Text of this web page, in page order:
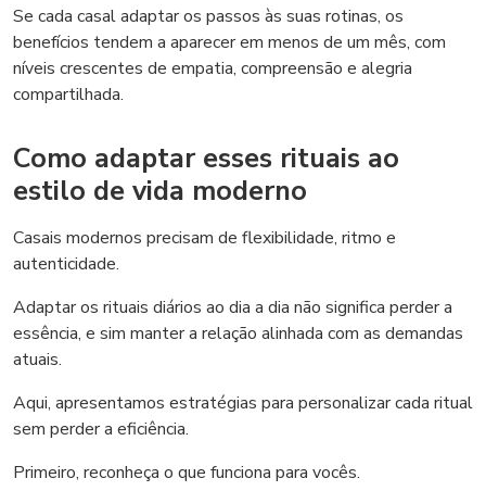
Se cada casal adaptar os passos às suas rotinas, os
benefícios tendem a aparecer em menos de um mês, com
níveis crescentes de empatia, compreensão e alegria
compartilhada.
Como adaptar esses rituais ao
estilo de vida moderno
Casais modernos precisam de flexibilidade, ritmo e
autenticidade.
Adaptar os rituais diários ao dia a dia não significa perder a
essência, e sim manter a relação alinhada com as demandas
atuais.
Aqui, apresentamos estratégias para personalizar cada ritual
sem perder a eficiência.
Primeiro, reconheça o que funciona para vocês.